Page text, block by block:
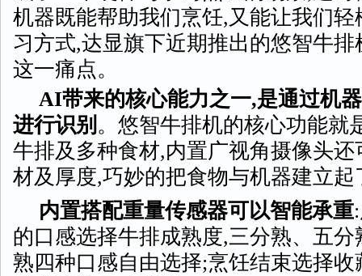
机器既能帮助我们烹饪,又能让我们
习方式,达显旗下近期推出的悠智牛
这一痛点。
AI带来的核心能力之一,是通过机
进行识别 。悠智牛排机的核心功能就
牛排及多种食材,内置广视角摄像头
材及厚度,巧妙的把食物与机器建立起
内置搭配重量传感器可以智能承重
的口感选择牛排成熟度,三分熟、五
熟四种口感自由选择;烹饪结束选择